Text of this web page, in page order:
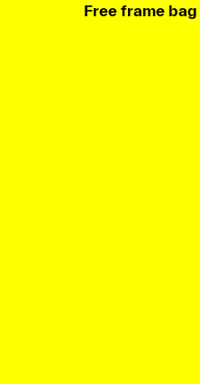
Free frame bag